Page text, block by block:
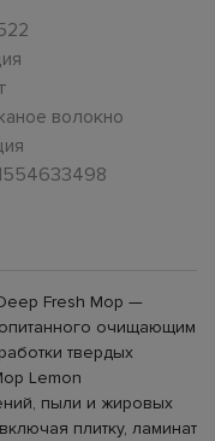
волокно
Fresh Mop —
очищающим
твердых
Lemon
пыли и жировых
плитку, ламинат